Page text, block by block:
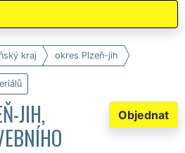
kraj okres Plzeň-jih
Objednat
JIH,